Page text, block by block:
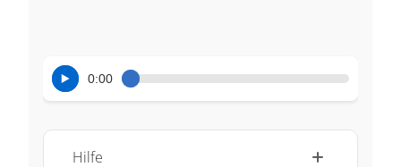
0:00
Hilfe